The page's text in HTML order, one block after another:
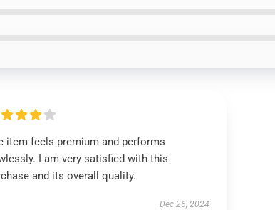
item feels premium and performs
I am very satisfied with this
and its overall quality.
Dec 26, 2024